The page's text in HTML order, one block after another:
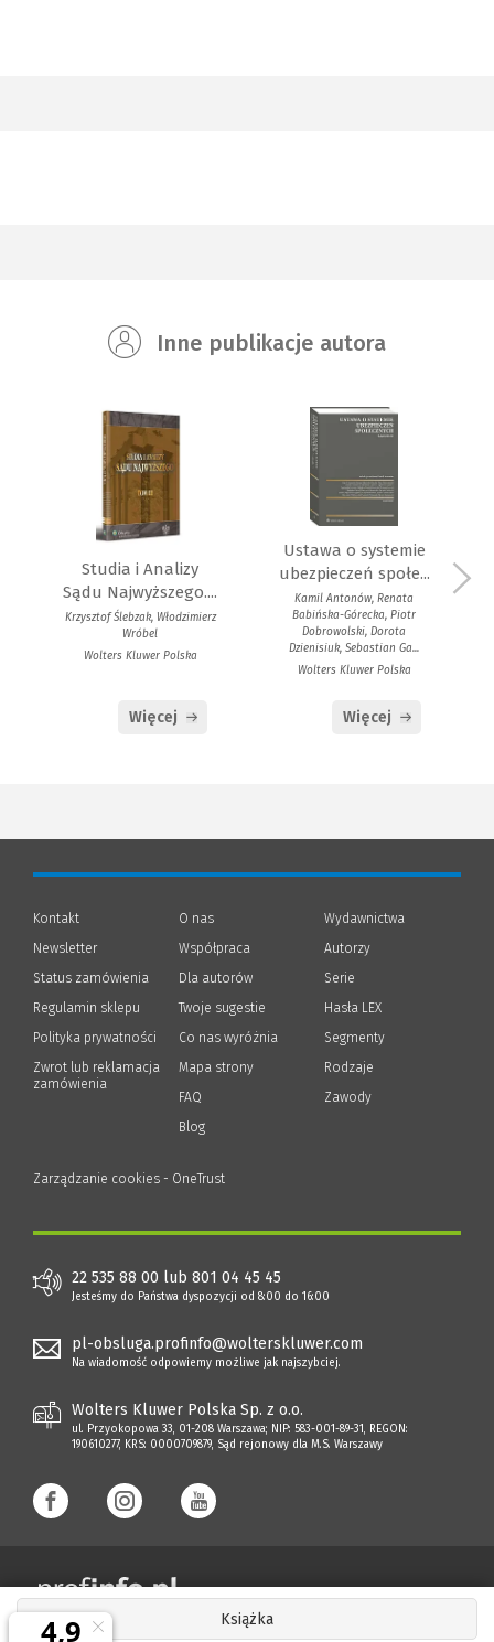
Książka
Inne publikacje autora
Studia i Analizy
Sądu Najwyższego....
Krzysztof Ślebzak, Włodzimierz
Wróbel
Wolters Kluwer Polska
Więcej
Ustawa o systemie
ubezpieczeń społe...
Kamil Antonów, Renata
Babińska-Górecka, Piotr
Dobrowolski, Dorota
Dzienisiuk, Sebastian Ga...
Wolters Kluwer Polska
Więcej
Kontakt
Newsletter
Status zamówienia
Regulamin sklepu
Polityka prywatności (Nowe
(Link
innej
Zwrot lub reklamacja
zamówienia
O nas
Współpraca
Dla autorów(Nowe
(Link
innej
strony)
Twoje sugestie
Co nas wyróżnia
Mapa strony
FAQ
Blog
Wydawnictwa
Autorzy
Serie
Hasła LEX
Segmenty
Rodzaje
Zawody
Zarządzanie cookies - OneTrust
22 535 88 00 lub 801 04 45 45
Jesteśmy do Państwa dyspozycji od 8:00 do 16:00
pl-obsluga.profinfo@wolterskluwer.com
Na wiadomość odpowiemy możliwe jak najszybciej.
Wolters Kluwer Polska Sp. z o.o.
ul. Przyokopowa 33, 01-208 Warszawa; NIP: 583-001-89-31, REGON:
190610277, KRS: 0000709879, Sąd rejonowy dla M.S. Warszawy
Copyright 1997 - 2026 Wolters Kluwer Polska Sp. z o.o.